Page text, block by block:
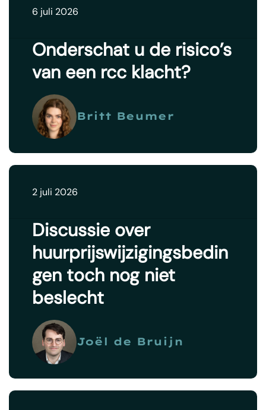
6 juli 2026
Onderschat u de risico’s
van een rcc klacht?
Britt Beumer
2 juli 2026
Discussie over
huurprijswijzigingsbedin
gen toch nog niet
beslecht
Joël de Bruijn